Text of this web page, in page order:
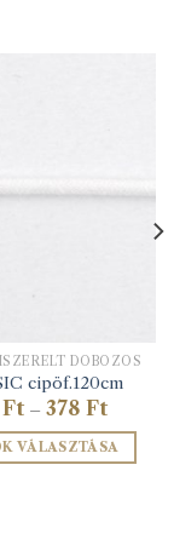
DOBOZOS
cipöf.120cm
Ft – 378 Ft
361 Ft
-
378 Ft
VÁLASZTÁSA